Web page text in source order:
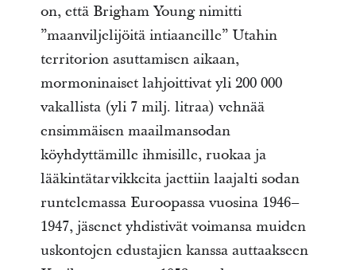
on, että Brigham Young nimitti
”maanviljelijöitä intiaaneille” Utahin
territorion asuttamisen aikaan,
mormoninaiset lahjoittivat yli 200 000
vakallista (yli 7 milj. litraa) vehnää
ensimmäisen maailmansodan
köyhdyttämille ihmisille, ruokaa ja
lääkintätarvikkeita jaettiin laajalti sodan
runtelemassa Euroopassa vuosina 1946–
1947, jäsenet yhdistivät voimansa muiden
uskontojen edustajien kanssa auttaakseen